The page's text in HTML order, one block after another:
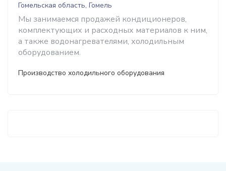
Гомельская область, Гомель
Мы занимаемся продажей кондиционеров,
комплектующих и расходных материалов к ним,
а также водонагревателями, холодильным
оборудованием.
Производство холодильного оборудования